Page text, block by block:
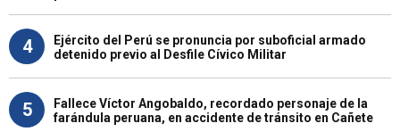
4
Ejército del Perú se pronuncia por suboficial armado
detenido previo al Desfile Cívico Militar
5
Fallece Víctor Angobaldo, recordado personaje de la
farándula peruana, en accidente de tránsito en Cañete